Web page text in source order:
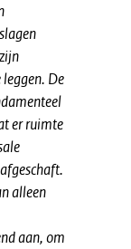
De
er ruimte
alleen
aan, om